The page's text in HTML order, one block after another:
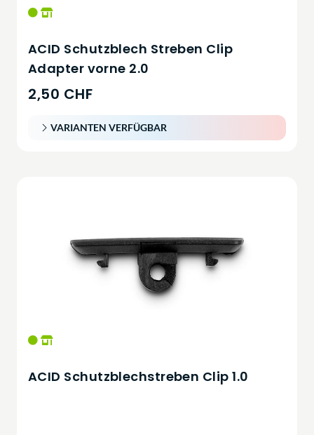
ACID Schutzblech Streben Clip
Adapter vorne 2.0
2,50 CHF
VARIANTEN VERFÜGBAR
ACID Schutzblechstreben Clip 1.0